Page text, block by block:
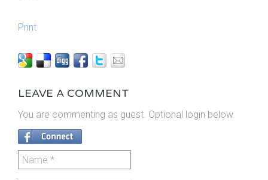
Print
LEAVE A COMMENT
You are commenting as guest. Optional login below.